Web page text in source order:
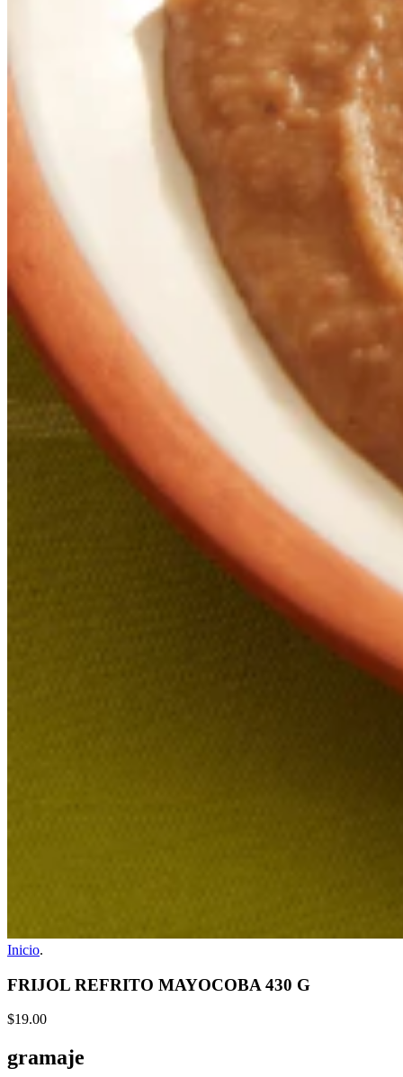
Inicio.
FRIJOL REFRITO MAYOCOBA 430 G
$19.00
gramaje